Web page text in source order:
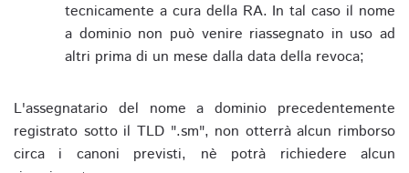
tecnicamente a cura della RA. In tal caso il nome
a dominio non può venire riassegnato in uso ad
altri prima di un mese dalla data della revoca;
L'assegnatario del nome a dominio precedentemente
registrato sotto il TLD ".sm", non otterrà alcun rimborso
circa i canoni previsti, nè potrà richiedere alcun